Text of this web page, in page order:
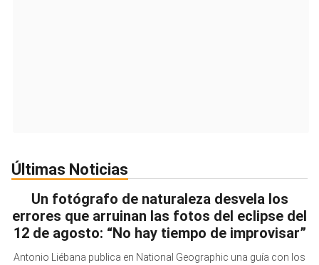
Últimas Noticias
Un fotógrafo de naturaleza desvela los
errores que arruinan las fotos del eclipse del
12 de agosto: “No hay tiempo de improvisar”
Antonio Liébana publica en National Geographic una guía con los